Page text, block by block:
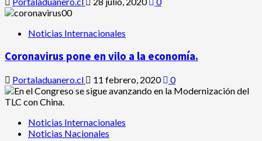
Noticias Internacionales
Coronavirus pone en vilo a la economía.
Portaladuanero.cl 11 febrero, 2020 0
Noticias Internacionales
Noticias Nacionales